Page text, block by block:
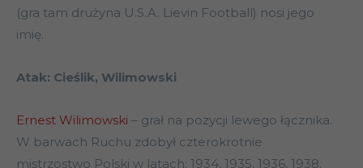
(gra tam drużyna U.S.A. Lievin Football) nosi jego
imię.
Atak: Cieślik, Wilimowski
Ernest Wilimowski – grał na pozycji lewego łącznika.
W barwach Ruchu zdobył czterokrotnie
mistrzostwo Polski w latach: 1934, 1935, 1936, 1938.